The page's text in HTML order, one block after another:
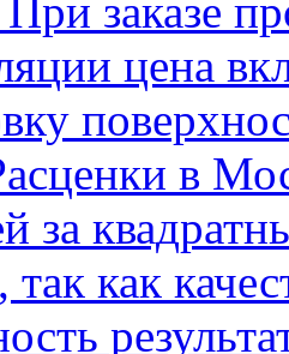
заказе
цена
в
за
как